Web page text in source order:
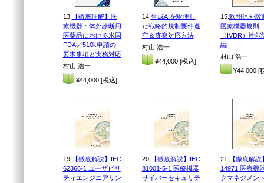
13.
【徹底理解】医
療機器・体外診断用
医薬品における米国
FDA／510k申請の
要求事項と実務対応
村山 浩一
¥44,000 [税込]
14. 生成AIを駆使し
た戦略的規制要件遵
守＆査察対応方法
村山 浩一
¥44,000 [税込]
15. 欧州体外診
医療機器規則
（IVDR）性能
編
村山 浩一
¥44,000 [
19.
【徹底解説】IEC
62366-1 ユーザビリ
ティエンジニアリン
20.
【徹底解説】IEC
81001-5-1 医療機器
サイバーセキュリテ
21.
【徹底解説
14971 医療機
クマネジメン